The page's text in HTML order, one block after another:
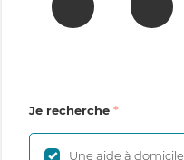
Je recherche
Une aide à domicile